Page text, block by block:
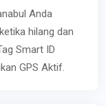
Anda
hilang dan
Smart ID
GPS Aktif.